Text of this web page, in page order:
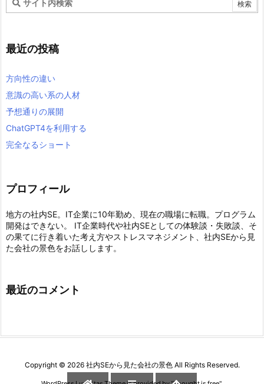
最近の投稿
方向性の違い
意識の高い系の人材
予想通りの展開
ChatGPT4を利用する
完全なるショート
プロフィール
地方の社内SE。IT企業に10年勤め、現在の職場に転職。プログラム
開発はできない。 IT企業時代や社内SEとしての体験談・失敗談、そ
の果てに行き着いた考え方やストレスマネジメント、社内SEから見
た会社の景色をお話しします。
最近のコメント
Copyright © 2026 社内SEから見た会社の景色All Rights Reserved.